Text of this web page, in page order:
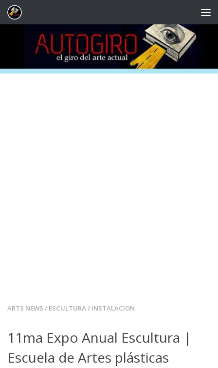
Saltar al contenido
ARTS NEWS / ESCULTURA/ INSTALACION
11ma Expo Anual Escultura |
Escuela de Artes plásticas